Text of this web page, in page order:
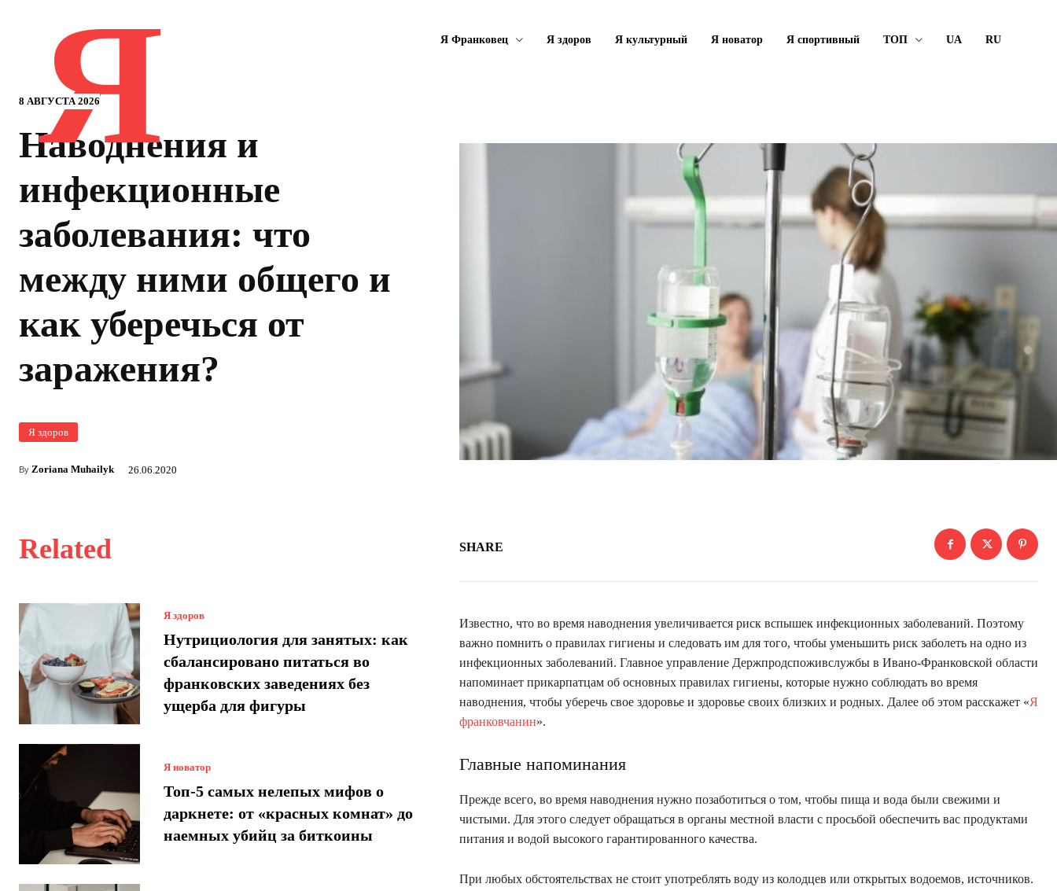
8 АВГУСТА 2026
Я Я Франковец Я здоров Я культурный Я новатор Я спортивный ТОП UA RU
Наводнения и
инфекционные
заболевания: что
между ними общего и
как уберечься от
заражения?
Я здоров
By Zoriana Muhailyk 26.06.2020
Related
Я здоров
Нутрициология для занятых: как
сбалансировано питаться во
франковских заведениях без
ущерба для фигуры
Я новатор
Топ-5 самых нелепых мифов о
даркнете: от «красных комнат» до
наемных убийц за биткоины
SHARE
Известно, что во время наводнения увеличивается риск вспышек инфекционных заболеваний. Поэтому
важно помнить о правилах гигиены и следовать им для того, чтобы уменьшить риск заболеть на одно из
инфекционных заболеваний. Главное управление Держпродспоживслужбы в Ивано-Франковской области
напоминает прикарпатцам об основных правилах гигиены, которые нужно соблюдать во время
наводнения, чтобы уберечь свое здоровье и здоровье своих близких и родных. Далее об этом расскажет «Я
франковчанин».
Главные напоминания
Прежде всего, во время наводнения нужно позаботиться о том, чтобы пища и вода были свежими и
чистыми. Для этого следует обращаться в органы местной власти с просьбой обеспечить вас продуктами
питания и водой высокого гарантированного качества.
При любых обстоятельствах не стоит употреблять воду из колодцев или открытых водоемов, источников.